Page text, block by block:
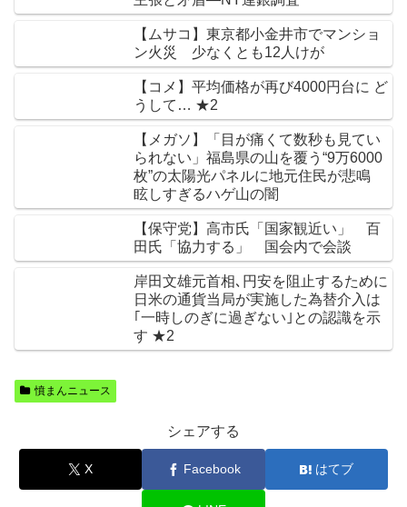
【ムサコ】東京都小金井市でマンショ
ン火災 少なくとも12人けが
【コメ】平均価格が再び4000円台に ど
うして… ★2
【メガソ】「目が痛くて数秒も見てい
られない」福島県の山を覆う“9万6000
枚”の太陽光パネルに地元住民が悲鳴
眩しすぎるハゲ山の闇
【保守党】高市氏「国家観近い」 百
田氏「協力する」 国会内で会談
岸田文雄元首相､円安を阻止するために
日米の通貨当局が実施した為替介入は
｢一時しのぎに過ぎない｣との認識を示
す ★2
憤まんニュース
シェアする
X Facebook はてブ